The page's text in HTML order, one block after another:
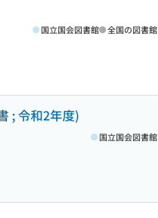
国立国会図書館 全国の図書館
; 令和2年度)
国立国会図書館